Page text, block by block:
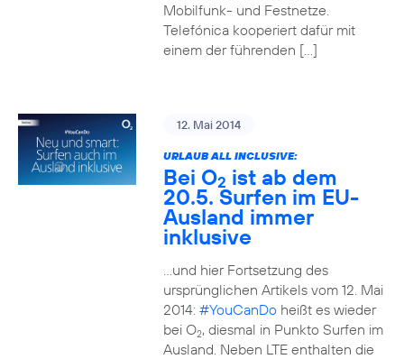
Mobilfunk- und Festnetze.
Telefónica kooperiert dafür mit
einem der führenden […]
12. Mai 2014
URLAUB ALL INCLUSIVE:
Bei O2 ist ab dem
20.5. Surfen im EU-
Ausland immer
inklusive
…und hier Fortsetzung des
ursprünglichen Artikels vom 12. Mai
2014: #YouCanDoheißt es wieder
bei O2, diesmal in Punkto Surfen im
Ausland. Neben LTE enthalten die